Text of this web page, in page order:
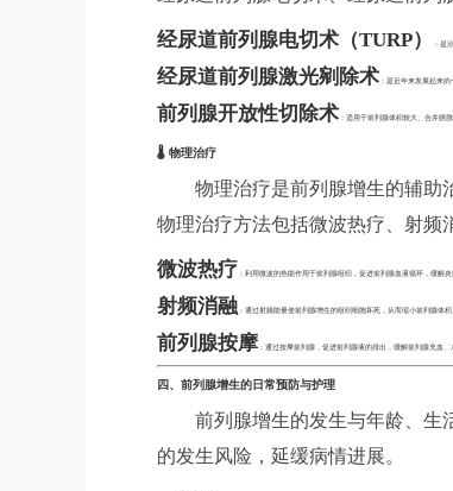
经尿道前列腺电切术（TURP） ：是
经尿道前列腺激光剜除术 ：是近年来发展起来
前列腺开放性切除术 ：适用于前列腺体积较大、合并膀
🌡️ 物理治疗
物理治疗是前列腺增生的辅助
物理治疗方法包括微波热疗、射频
微波热疗 ：利用微波的热能作用于前列腺组织，促进前列腺血液循环，缓解炎
射频消融 ：通过射频能量使前列腺增生的组织细胞坏死，从而缩小前列腺体
前列腺按摩 ：通过按摩前列腺，促进前列腺液的排出，缓解前列腺充血
四、前列腺增生的日常预防与护理
前列腺增生的发生与年龄、生
的发生风险，延缓病情进展。